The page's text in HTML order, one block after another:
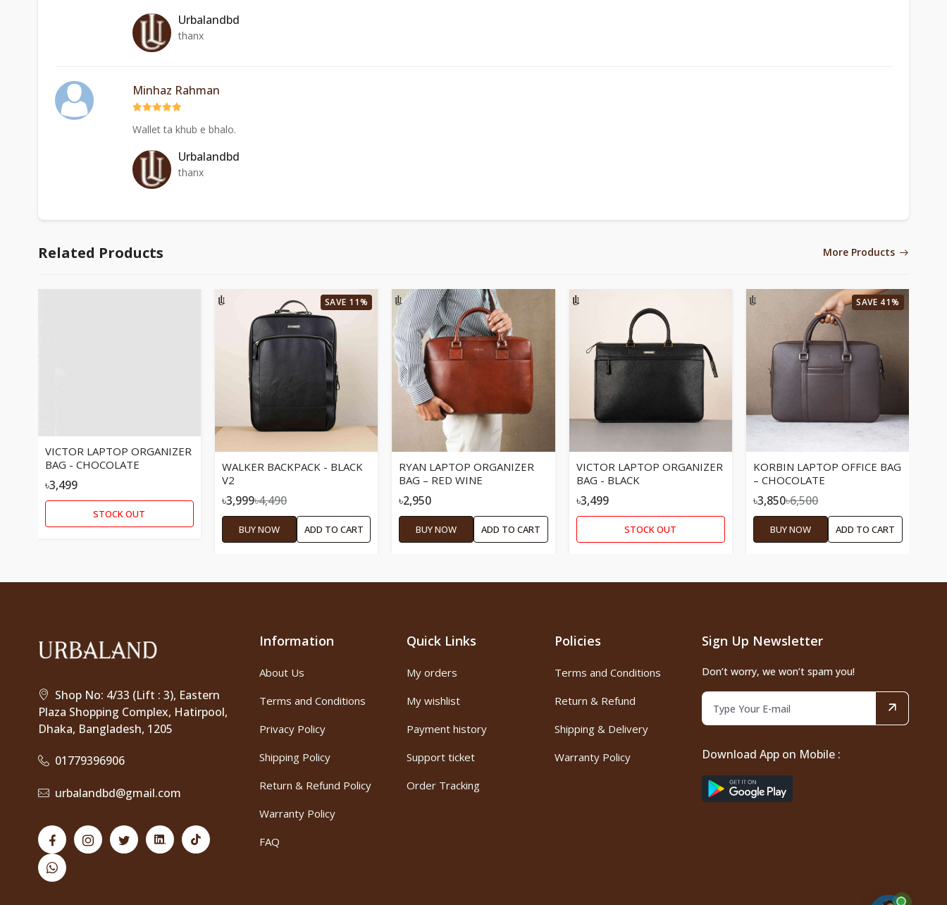
Urbalandbd
thanx
Minhaz Rahman
Wallet ta khub e bhalo.
Urbalandbd
thanx
Related Products More Products
VICTOR LAPTOP ORGANIZER
BAG - CHOCOLATE
৳3,499
STOCK OUT
SAVE 11%
WALKER BACKPACK - BLACK
V2
৳3,999৳4,490
BUY NOW ADD TO CART
RYAN LAPTOP ORGANIZER
BAG – RED WINE
৳2,950
BUY NOW ADD TO CART
VICTOR LAPTOP ORGANIZER
BAG - BLACK
৳3,499
STOCK OUT
SAVE 41%
KORBIN LAPTOP OFFICE BAG
– CHOCOLATE
৳3,850৳6,500
BUY NOW ADD TO CART
Shop No: 4/33 (Lift : 3), Eastern
Plaza Shopping Complex, Hatirpool,
Dhaka, Bangladesh, 1205
01779396906
urbalandbd@gmail.com
Information
About Us
Terms and Conditions
Privacy Policy
Shipping Policy
Return & Refund Policy
Warranty Policy
FAQ
Quick Links
My orders
My wishlist
Payment history
Support ticket
Order Tracking
Policies
Terms and Conditions
Return & Refund
Shipping & Delivery
Warranty Policy
Sign Up Newsletter
Don’t worry, we won’t spam you!
Download App on Mobile :